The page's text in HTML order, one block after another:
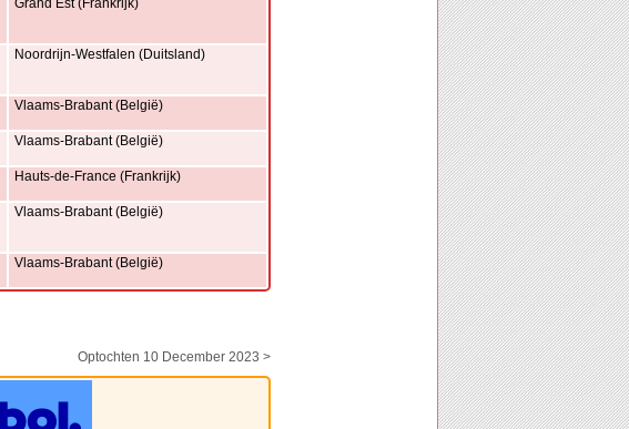
Grand Est (Frankrijk)
Noordrijn-Westfalen (Duitsland)
Vlaams-Brabant (België)
Vlaams-Brabant (België)
Hauts-de-France (Frankrijk)
Vlaams-Brabant (België)
Vlaams-Brabant (België)
Optochten 10 December 2023 >